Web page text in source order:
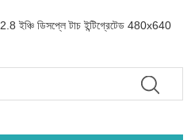
2.8 ইঞ্চি ডিসপ্লে টাচ ইন্টিগ্রেটেড 480x640